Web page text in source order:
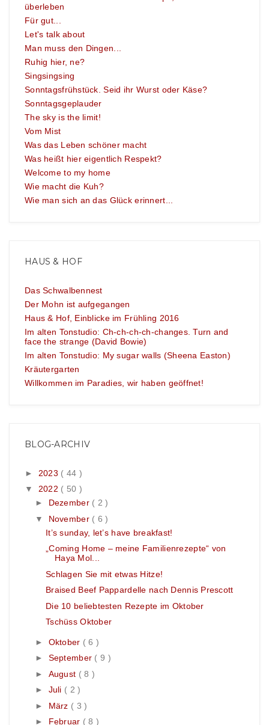
überleben
Für gut...
Let's talk about
Man muss den Dingen...
Ruhig hier, ne?
Singsingsing
Sonntagsfrühstück. Seid ihr Wurst oder Käse?
Sonntagsgeplauder
The sky is the limit!
Vom Mist
Was das Leben schöner macht
Was heißt hier eigentlich Respekt?
Welcome to my home
Wie macht die Kuh?
Wie man sich an das Glück erinnert...
HAUS & HOF
Das Schwalbennest
Der Mohn ist aufgegangen
Haus & Hof, Einblicke im Frühling 2016
Im alten Tonstudio: Ch-ch-ch-ch-changes. Turn and
face the strange (David Bowie)
Im alten Tonstudio: My sugar walls (Sheena Easton)
Kräutergarten
Willkommen im Paradies, wir haben geöffnet!
BLOG-ARCHIV
► 2023 ( 44 )
▼ 2022 ( 50 )
► Dezember ( 2 )
▼ November ( 6 )
It’s sunday, let’s have breakfast!
„Coming Home – meine Familienrezepte“ von
Haya Mol...
Schlagen Sie mit etwas Hitze!
Braised Beef Pappardelle nach Dennis Prescott
Die 10 beliebtesten Rezepte im Oktober
Tschüss Oktober
► Oktober ( 6 )
► September ( 9 )
► August ( 8 )
► Juli ( 2 )
► März ( 3 )
► Februar ( 8 )